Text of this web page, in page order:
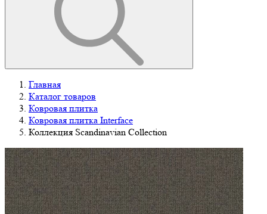
Главная
Каталог товаров
Ковровая плитка
Ковровая плитка Interface
Коллекция Scandinavian Collection